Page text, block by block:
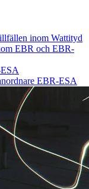
inom Wattityd
EBR och EBR-
EBR-ESA